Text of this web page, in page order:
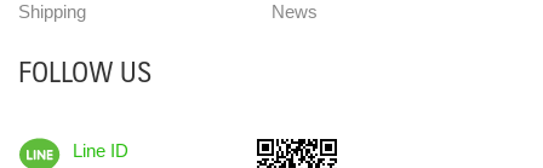
Shipping News
FOLLOW US
Line ID